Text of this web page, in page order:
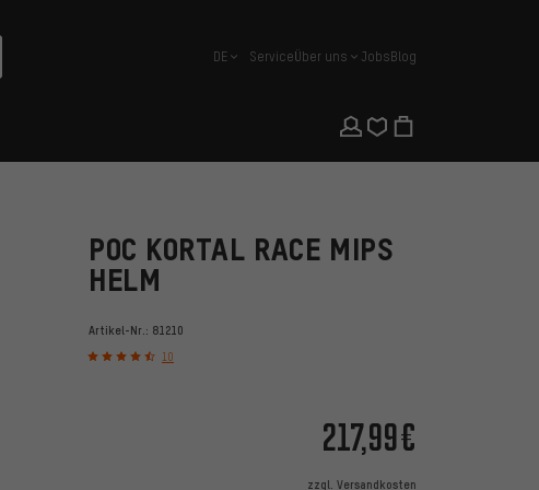
Deutsch
DE ServiceÜber uns JobsBlog
POC KORTAL RACE MIPS
HELM
Artikel-Nr.: 81210
10
217,99€
zzgl. Versandkosten